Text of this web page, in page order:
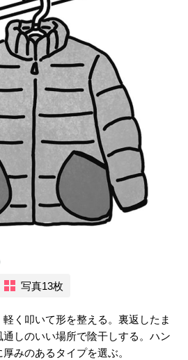
写真13枚
く叩いて形を整える。裏返したま
しのいい場所で陰干しする。ハン
みのあるタイプを選ぶ。